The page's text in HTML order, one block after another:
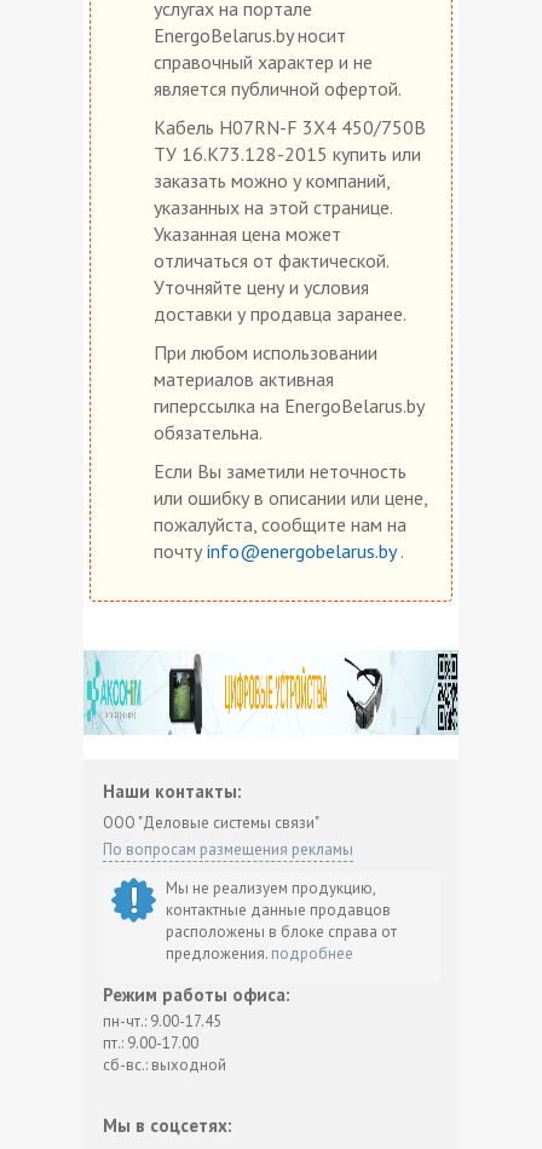
услугах на портале
EnergoBelarus.by носит
справочный характер и не
является публичной офертой.
Кабель H07RN-F 3X4 450/750В
ТУ 16.К73.128-2015 купить или
заказать можно у компаний,
указанных на этой странице.
Указанная цена может
отличаться от фактической.
Уточняйте цену и условия
доставки у продавца заранее.
При любом использовании
материалов активная
гиперссылка на EnergoBelarus.by
обязательна.
Если Вы заметили неточность
или ошибку в описании или цене,
пожалуйста, сообщите нам на
почту info@energobelarus.by.
Наши контакты:
ООО "Деловые системы связи"
По вопросам размещения рекламы
Мы не реализуем продукцию,
контактные данные продавцов
расположены в блоке справа от
предложения. подробнее
Режим работы офиса:
пн-чт.: 9.00-17.45
пт.: 9.00-17.00
сб-вс.: выходной
Мы в соцсетях: